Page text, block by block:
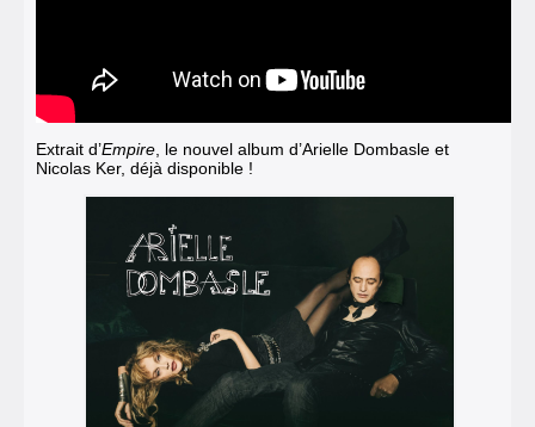
Extrait d’Empire , le nouvel album d’Arielle Dombasle et
Nicolas Ker, déjà disponible !